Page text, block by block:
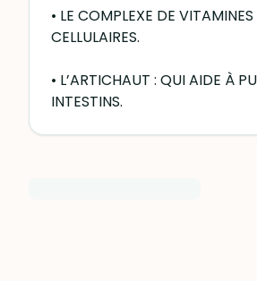
• LE COMPLEXE DE
CELLULAIRES.
• L’ARTICHAUT : QUI AIDE À
INTESTINS.